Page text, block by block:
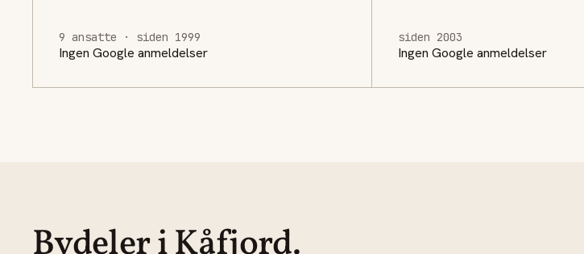
9 ansatte · siden 1999
Ingen Google anmeldelser
siden 2003
Ingen Google anmeldelser